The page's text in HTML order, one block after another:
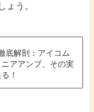
ょう。
底解剖：アイコム
アアンプ、その実
！